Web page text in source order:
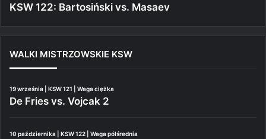
KSW 122: Bartosiński vs. Masaev
WALKI MISTRZOWSKIE KSW
19 września | KSW 121 | Waga ciężka
De Fries vs. Vojcak 2
10 października | KSW 122 | Waga półśrednia